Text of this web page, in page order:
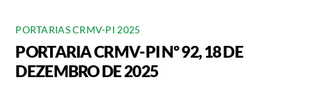
PORTARIAS CRMV-PI 2025
PORTARIA CRMV-PI Nº 92, 18 DE
DEZEMBRO DE 2025